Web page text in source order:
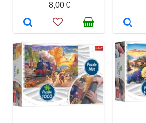
8,00 €